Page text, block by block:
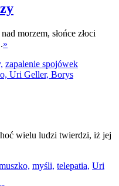
morzem, słońce złoci
»
zapalenie spojówek
wielu ludzi twierdzi, iż jej
myśli, telepatia, Uri